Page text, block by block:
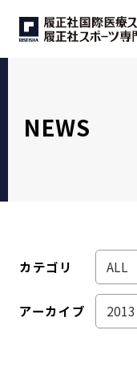
NEWS
カテゴリ
アーカイブ